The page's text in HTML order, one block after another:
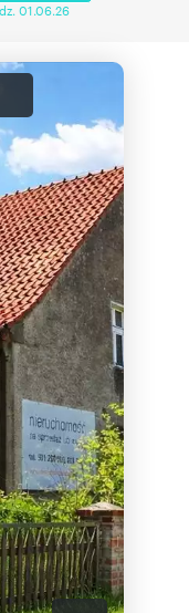
01.06.26